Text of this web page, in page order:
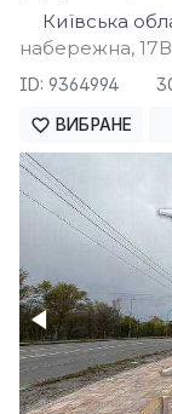
Київська
набережна, 17В
ID: 9364994
ВИБРАНЕ